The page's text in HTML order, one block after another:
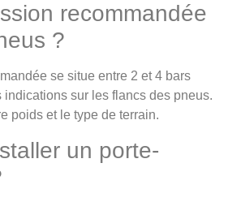
recommandée
?
se situe entre 2 et 4 bars
indications sur les flancs des pneus.
poids et le type de terrain.
un porte-